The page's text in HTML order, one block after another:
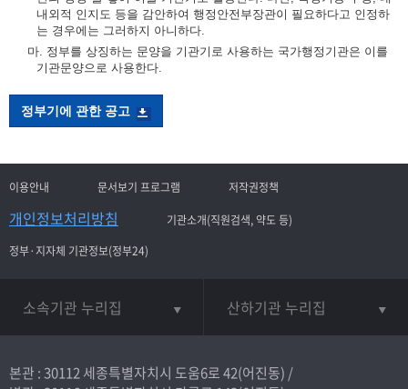
내외적 인지도 등을 감안하여 행정안전부장관이 필요하다고 인정하
는 경우에는 그러하지 아니하다.
마. 정부를 상징하는 문양을 기관기로 사용하는 국가행정기관은 이를
기관문양으로 사용한다.
정부기에 관한 공고
이용안내 문서보기 프로그램 저작권정책
개인정보처리방침
기관소개(직원검색, 약도 등)
정부·지자체 기관정보(정부24)
소속기관 누리집 산하기관 누리집
본관 : 30112 세종특별자치시 도움6로 42(어진동) /